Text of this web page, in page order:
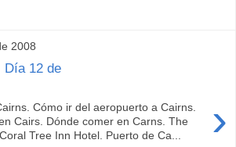
2008
Día 12 de
›
Cómo ir del aeropuerto a Cairns.
Cairs. Dónde comer en Carns. The
Tree Inn Hotel. Puerto de Ca...